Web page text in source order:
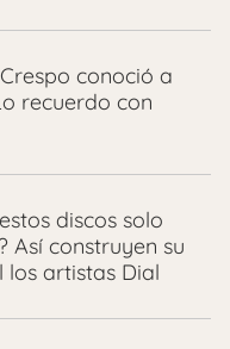
conoció a
recuerdo con
discos solo
Así construyen su
los artistas Dial